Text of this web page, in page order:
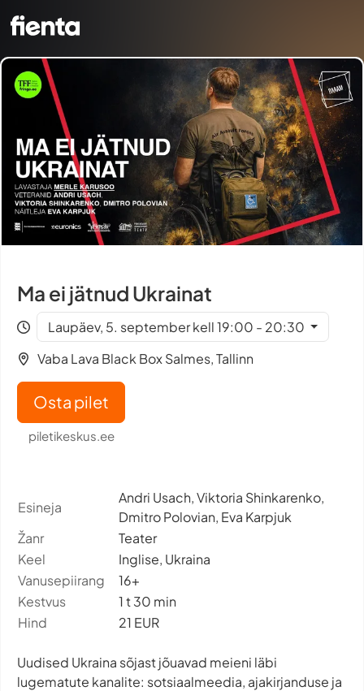
Ma ei jätnud Ukrainat
Laupäev, 5. september kell 19:00 - 20:30
Vaba Lava Black Box Salmes, Tallinn
Osta pilet
piletikeskus.ee
Esineja
Andri Usach, Viktoria Shinkarenko,
Dmitro Polovian, Eva Karpjuk
Žanr
Teater
Keel
Inglise, Ukraina
Vanusepiirang
16+
Kestvus
1 t 30 min
Hind
21 EUR
Uudised Ukraina sõjast jõuavad meieni läbi
lugematute kanalite: sotsiaalmeedia, ajakirjanduse ja